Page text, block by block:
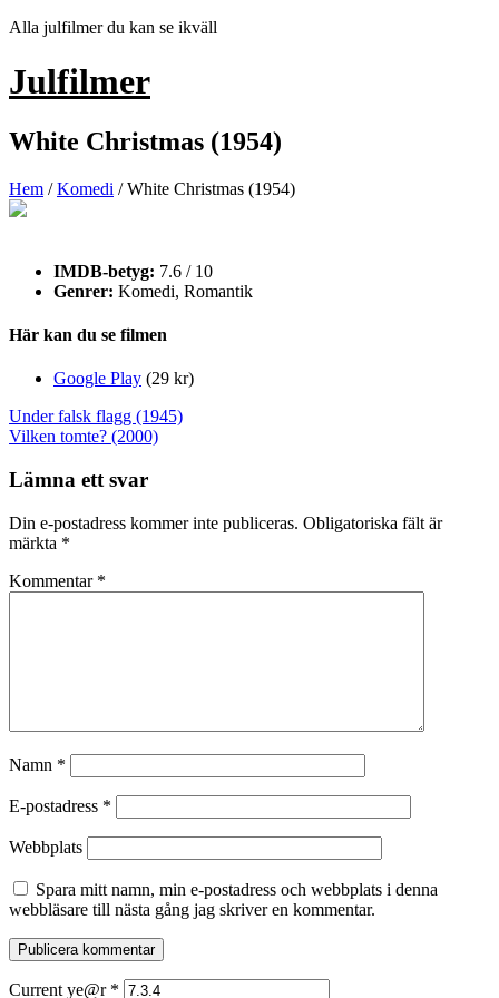
Hoppa
innehåll
Alla julfilmer du kan se ikväll
Julfilmer
White Christmas (1954)
Hem /Komedi / White Christmas (1954)
IMDB-betyg: 7.6 / 10
Genrer: Komedi, Romantik
Här kan du se filmen
Google Play (29 kr)
Inläggsnavigering
Under falsk flagg (1945)
Vilken tomte? (2000)
Lämna ett svar
Din e-postadress kommer inte publiceras. Obligatoriska fält är
märkta *
Kommentar *
Namn *
E-postadress *
Webbplats
Spara mitt namn, min e-postadress och webbplats i denna
webbläsare till nästa gång jag skriver en kommentar.
Current ye@r *